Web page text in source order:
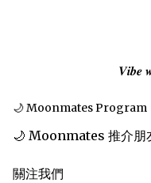
𝑽𝒊𝒃𝒆
🌙 Moonmates Program
🌙 Moonmates 推介朋
關注我們